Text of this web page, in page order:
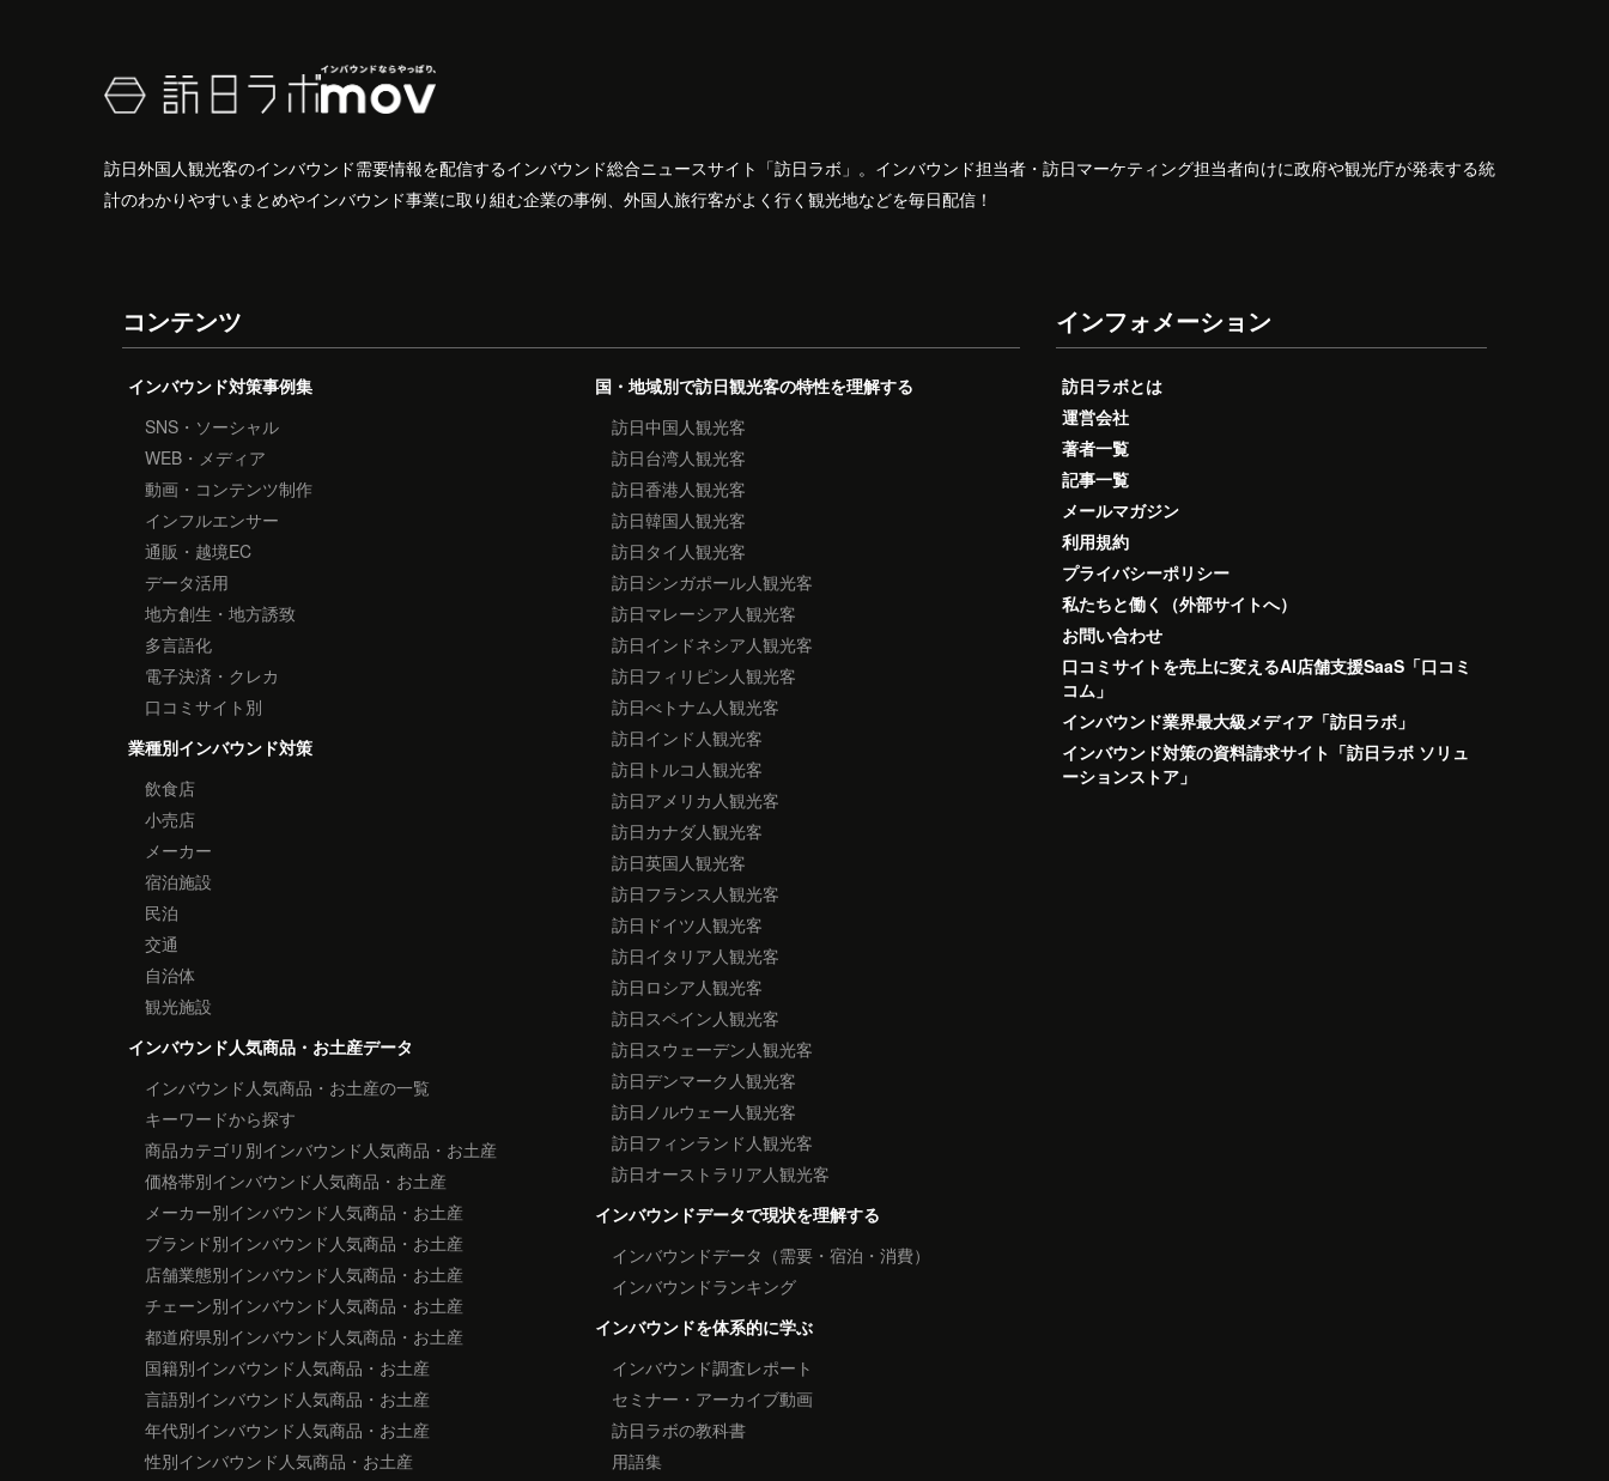
訪日外国人観光客のインバウンド需要情報を配信するインバウンド総合ニュースサイト「訪日ラボ」。インバウンド担当者・訪日マーケティング担当者向けに政府や観光庁が発表する統
計のわかりやすいまとめやインバウンド事業に取り組む企業の事例、外国人旅行客がよく行く観光地などを毎日配信！
コンテンツ
インバウンド対策事例集
SNS・ソーシャル
WEB・メディア
動画・コンテンツ制作
インフルエンサー
通販・越境EC
データ活用
地方創生・地方誘致
多言語化
電子決済・クレカ
口コミサイト別
業種別インバウンド対策
飲食店
小売店
メーカー
宿泊施設
民泊
交通
自治体
観光施設
インバウンド人気商品・お土産データ
インバウンド人気商品・お土産の一覧
キーワードから探す
商品カテゴリ別インバウンド人気商品・お土産
価格帯別インバウンド人気商品・お土産
メーカー別インバウンド人気商品・お土産
ブランド別インバウンド人気商品・お土産
店舗業態別インバウンド人気商品・お土産
チェーン別インバウンド人気商品・お土産
都道府県別インバウンド人気商品・お土産
国籍別インバウンド人気商品・お土産
言語別インバウンド人気商品・お土産
年代別インバウンド人気商品・お土産
性別インバウンド人気商品・お土産
国・地域別で訪日観光客の特性を理解する
訪日中国人観光客
訪日台湾人観光客
訪日香港人観光客
訪日韓国人観光客
訪日タイ人観光客
訪日シンガポール人観光客
訪日マレーシア人観光客
訪日インドネシア人観光客
訪日フィリピン人観光客
訪日べトナム人観光客
訪日インド人観光客
訪日トルコ人観光客
訪日アメリカ人観光客
訪日カナダ人観光客
訪日英国人観光客
訪日フランス人観光客
訪日ドイツ人観光客
訪日イタリア人観光客
訪日ロシア人観光客
訪日スペイン人観光客
訪日スウェーデン人観光客
訪日デンマーク人観光客
訪日ノルウェー人観光客
訪日フィンランド人観光客
訪日オーストラリア人観光客
インバウンドデータで現状を理解する
インバウンドデータ（需要・宿泊・消費）
インバウンドランキング
インバウンドを体系的に学ぶ
インバウンド調査レポート
セミナー・アーカイブ動画
訪日ラボの教科書
用語集
インフォメーション
訪日ラボとは
運営会社
著者一覧
記事一覧
メールマガジン
利用規約
プライバシーポリシー
私たちと働く（外部サイトへ）
お問い合わせ
口コミサイトを売上に変えるAI店舗支援SaaS「口コミ
コム」
インバウンド業界最大級メディア「訪日ラボ」
インバウンド対策の資料請求サイト「訪日ラボ ソリュ
ーションストア」